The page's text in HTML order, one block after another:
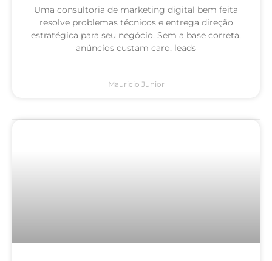
Uma consultoria de marketing digital bem feita
resolve problemas técnicos e entrega direção
estratégica para seu negócio. Sem a base correta,
anúncios custam caro, leads
Mauricio Junior